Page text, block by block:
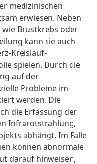
medizinischen
erwiesen. Neben
Brustkrebs oder
kann sie auch
Kreislauf-
spielen. Durch die
auf der
Probleme im
werden. Die
die Erfassung der
Infrarotstrahlung,
abhängt. Im Falle
können abnormale
darauf hinweisen,